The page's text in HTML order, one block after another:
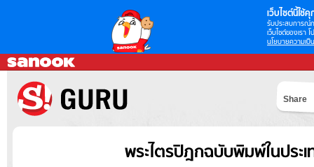
เว็บไซต์นี้ใช้คุ
รับประสบการณ์
เว็บไซต์ของเรา
นโยบายความเป็
Share
พระไตรปิฎกฉบับพิมพ์ในประเ